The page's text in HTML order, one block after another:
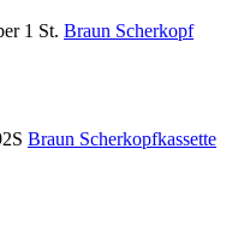
Braun Scherkopf
Braun Scherkopfkassette